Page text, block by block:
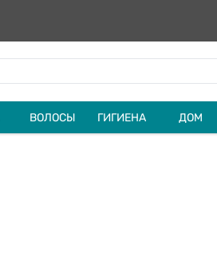
ВОЛОСЫ ГИГИЕНА ДОМ